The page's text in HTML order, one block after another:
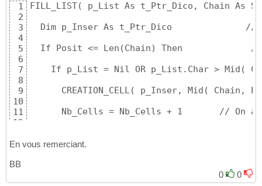
1
2
3
4
5
6
7
8
9
10
11
12
14
16
FILL_LIST( p_List As t_Ptr_Dico, Chain As
Dim p_Inser As t_Ptr_Dico
If Posit <= Len(Chain) Then
If p_List = Nil OR p_List.Char > Mid(
CREATION_CELL( p_Inser, Mid( Chain,
Nb_Cells = Nb_Cells + 1       // On
FILL_LIST( p_List.Next, Chain,
En vous remerciant.
BB
0
0